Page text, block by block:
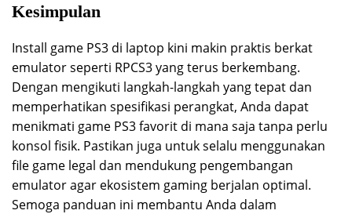
Kesimpulan
Install game PS3 di laptop kini makin praktis berkat
emulator seperti RPCS3 yang terus berkembang.
Dengan mengikuti langkah-langkah yang tepat dan
memperhatikan spesifikasi perangkat, Anda dapat
menikmati game PS3 favorit di mana saja tanpa perlu
konsol fisik. Pastikan juga untuk selalu menggunakan
file game legal dan mendukung pengembangan
emulator agar ekosistem gaming berjalan optimal.
Semoga panduan ini membantu Anda dalam